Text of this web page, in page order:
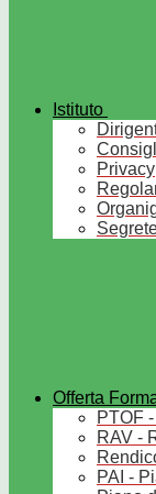
Istituto
Privacy
Offerta
PTOF
RAV -
PAI -